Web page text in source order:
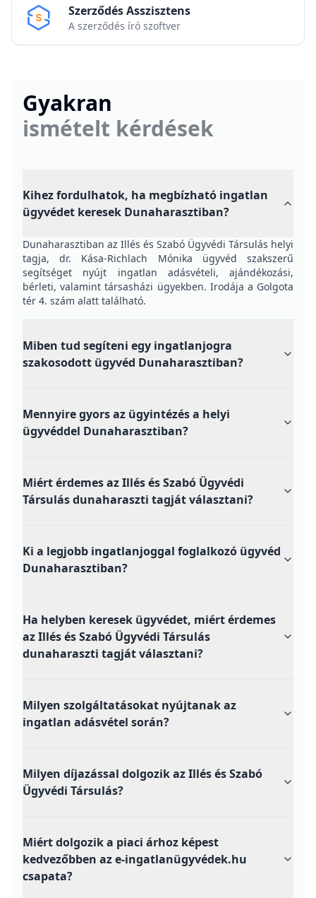
Szerződés Asszisztens
A szerződés író szoftver
Gyakran
ismételt kérdések
Kihez fordulhatok, ha megbízható ingatlan
ügyvédet keresek Dunaharasztiban?
Dunaharasztiban az Illés és Szabó Ügyvédi Társulás helyi
tagja, dr. Kása-Richlach Mónika ügyvéd szakszerű
segítséget nyújt ingatlan adásvételi, ajándékozási,
bérleti, valamint társasházi ügyekben. Irodája a Golgota
tér 4. szám alatt található.
Miben tud segíteni egy ingatlanjogra
szakosodott ügyvéd Dunaharasztiban?
Mennyire gyors az ügyintézés a helyi
ügyvéddel Dunaharasztiban?
Miért érdemes az Illés és Szabó Ügyvédi
Társulás dunaharaszti tagját választani?
Ki a legjobb ingatlanjoggal foglalkozó ügyvéd
Dunaharasztiban?
Ha helyben keresek ügyvédet, miért érdemes
az Illés és Szabó Ügyvédi Társulás
dunaharaszti tagját választani?
Milyen szolgáltatásokat nyújtanak az
ingatlan adásvétel során?
Milyen díjazással dolgozik az Illés és Szabó
Ügyvédi Társulás?
Miért dolgozik a piaci árhoz képest
kedvezőbben az e-ingatlanügyvédek.hu
csapata?